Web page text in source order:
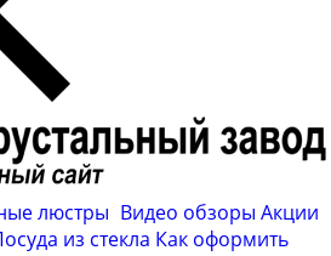
люстры Видео обзоры Акции
из стекла Как оформить